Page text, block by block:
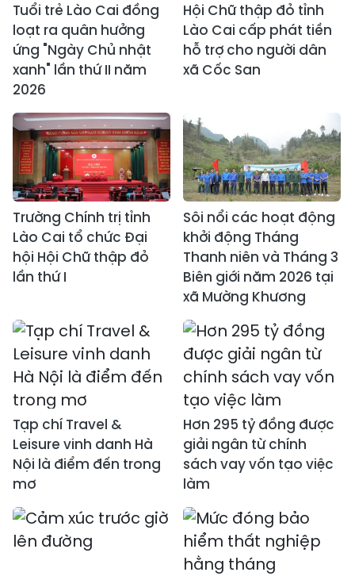
Tuổi trẻ Lào Cai đồng
loạt ra quân hưởng
ứng "Ngày Chủ nhật
xanh" lần thứ II năm
2026
Hội Chữ thập đỏ tỉnh
Lào Cai cấp phát tiền
hỗ trợ cho người dân
xã Cốc San
Trường Chính trị tỉnh
Lào Cai tổ chức Đại
hội Hội Chữ thập đỏ
lần thứ I
Sôi nổi các hoạt động
khởi động Tháng
Thanh niên và Tháng 3
Biên giới năm 2026 tại
xã Mường Khương
Tạp chí Travel &
Leisure vinh danh Hà
Nội là điểm đến trong
mơ
Hơn 295 tỷ đồng được
giải ngân từ chính
sách vay vốn tạo việc
làm